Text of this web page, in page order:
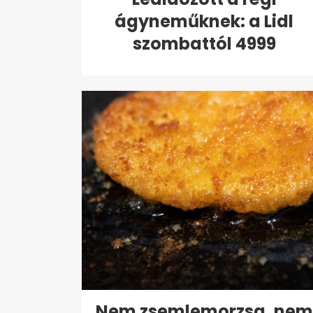
ágyneműknek: a Lidl
szombattól 4999